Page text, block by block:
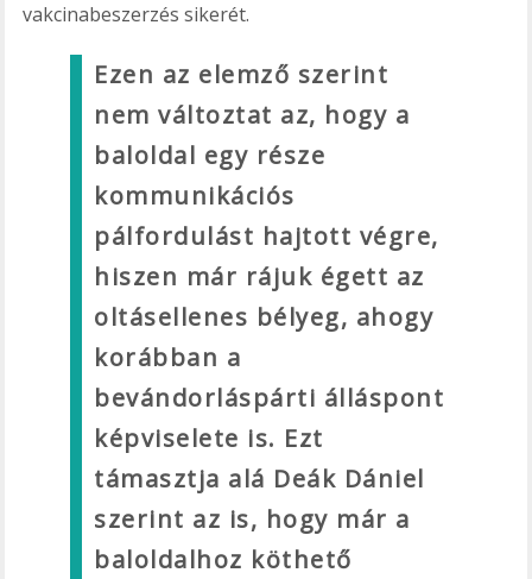
vakcinabeszerzés sikerét.
Ezen az elemző szerint
nem változtat az, hogy a
baloldal egy része
kommunikációs
pálfordulást hajtott végre,
hiszen már rájuk égett az
oltásellenes bélyeg, ahogy
korábban a
bevándorláspárti álláspont
képviselete is. Ezt
támasztja alá Deák Dániel
szerint az is, hogy már a
baloldalhoz köthető